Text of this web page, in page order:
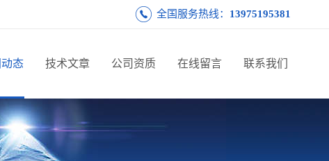
全国服务热线： 13975195381
态 技术文章 公司资质 在线留言 联系我们